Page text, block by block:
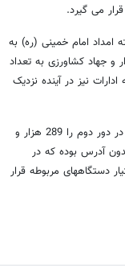
می گیرد.
امداد امام خمینی (ره) به
هزار و جهاد کشاورزی به تعداد
نیز در آینده نزدیک
نوذری جمع نامه های مردمی تقدیمی به رئیس جمهور در دور دوم را 289 هزار و
این تعداد 11هزار نامه بدون آدرس بوده که در
دستگاههای مربوطه قرار